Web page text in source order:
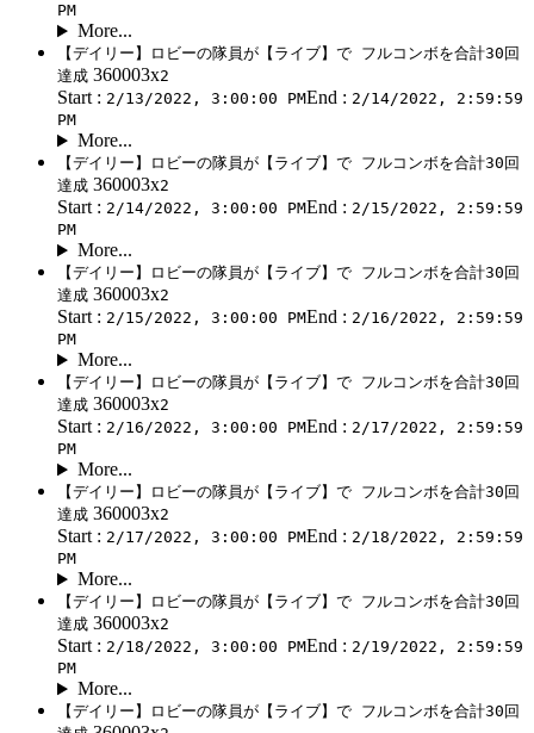
PM
More...
【デイリー】ロビーの隊員が【ライブ】で フルコンボを合計30回
達成 360003x2
Start : 2/13/2022, 3:00:00 PMEnd : 2/14/2022, 2:59:59
PM
More...
【デイリー】ロビーの隊員が【ライブ】で フルコンボを合計30回
達成 360003x2
Start : 2/14/2022, 3:00:00 PMEnd : 2/15/2022, 2:59:59
PM
More...
【デイリー】ロビーの隊員が【ライブ】で フルコンボを合計30回
達成 360003x2
Start : 2/15/2022, 3:00:00 PMEnd : 2/16/2022, 2:59:59
PM
More...
【デイリー】ロビーの隊員が【ライブ】で フルコンボを合計30回
達成 360003x2
Start : 2/16/2022, 3:00:00 PMEnd : 2/17/2022, 2:59:59
PM
More...
【デイリー】ロビーの隊員が【ライブ】で フルコンボを合計30回
達成 360003x2
Start : 2/17/2022, 3:00:00 PMEnd : 2/18/2022, 2:59:59
PM
More...
【デイリー】ロビーの隊員が【ライブ】で フルコンボを合計30回
達成 360003x2
Start : 2/18/2022, 3:00:00 PMEnd : 2/19/2022, 2:59:59
PM
More...
【デイリー】ロビーの隊員が【ライブ】で フルコンボを合計30回